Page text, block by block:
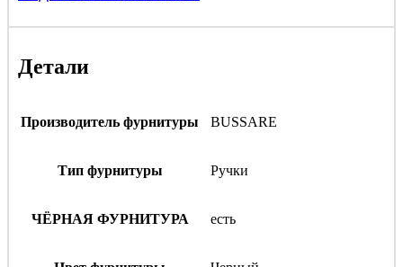
Детали
Производитель фурнитуры BUSSARE
Тип фурнитуры Ручки
ЧЁРНАЯ ФУРНИТУРА есть